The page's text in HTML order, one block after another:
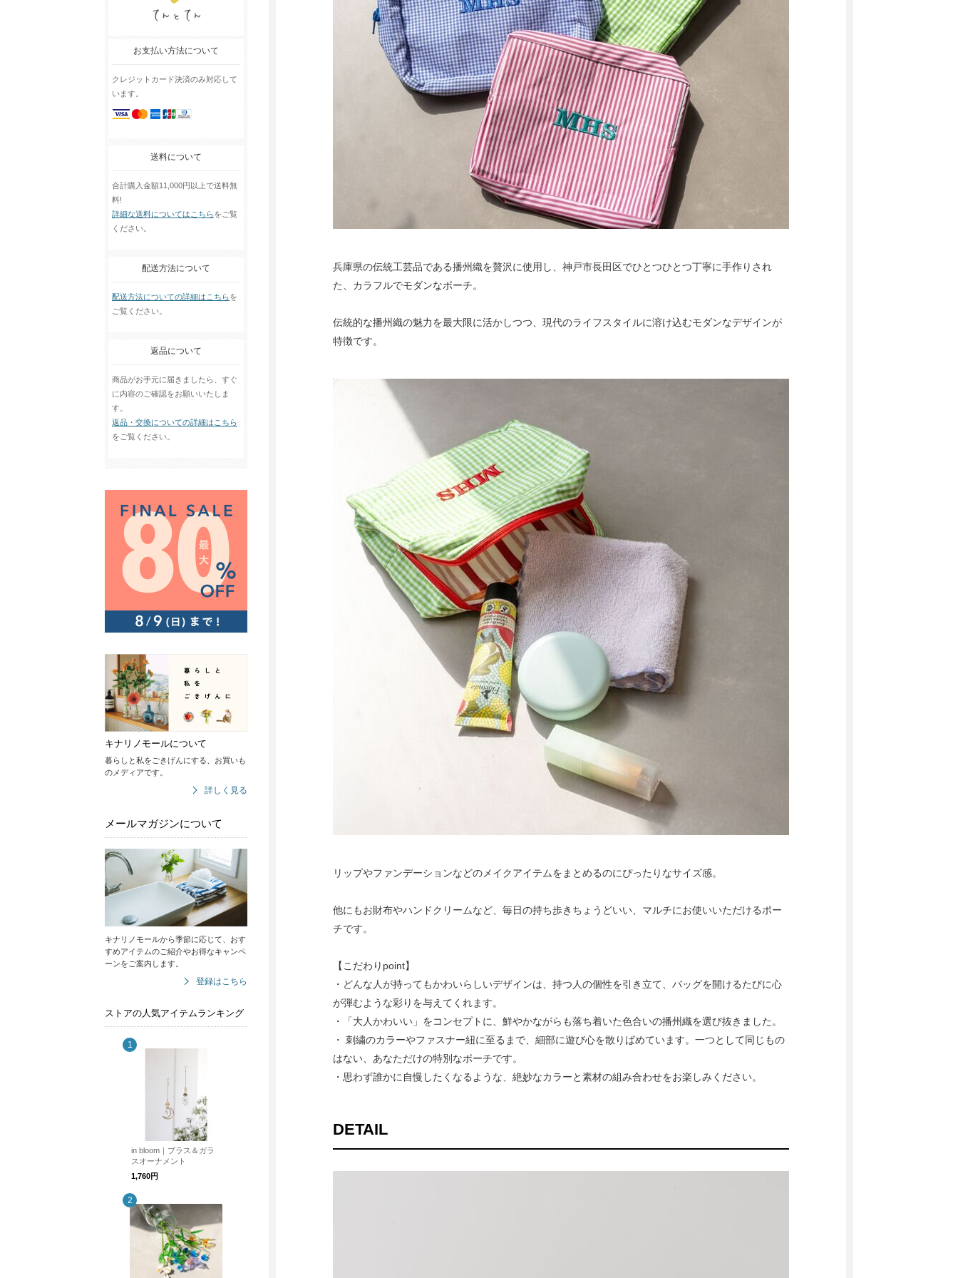
お支払い方法について
クレジットカード決済のみ対応して
います。
送料について
合計購入金額11,000円以上で送料無
料!
詳細な送料についてはこちらをご覧
ください。
配送方法について
配送方法についての詳細はこちらを
ご覧ください。
返品について
商品がお手元に届きましたら、すぐ
に内容のご確認をお願いいたしま
す。
返品・交換についての詳細はこちら
をご覧ください。
キナリノモールについて
暮らしと私をごきげんにする、お買いも
のメディアです。
詳しく見る
メールマガジンについて
キナリノモールから季節に応じて、おす
すめアイテムのご紹介やお得なキャンペ
ーンをご案内します。
登録はこちら
ストアの人気アイテムランキング
in bloom｜ブラス＆ガラ
スオーナメント
1,760円
兵庫県の伝統工芸品である播州織を贅沢に使用し、神戸市長田区でひとつひとつ丁寧に手作りされ
た、カラフルでモダンなポーチ。
伝統的な播州織の魅力を最大限に活かしつつ、現代のライフスタイルに溶け込むモダンなデザインが
特徴です。
リップやファンデーションなどのメイクアイテムをまとめるのにぴったりなサイズ感。
他にもお財布やハンドクリームなど、毎日の持ち歩きちょうどいい、マルチにお使いいただけるポー
チです。
【こだわりpoint】
・どんな人が持ってもかわいらしいデザインは、持つ人の個性を引き立て、バッグを開けるたびに心
が弾むような彩りを与えてくれます。
・「大人かわいい」をコンセプトに、鮮やかながらも落ち着いた色合いの播州織を選び抜きました。
・ 刺繍のカラーやファスナー紐に至るまで、細部に遊び心を散りばめています。一つとして同じもの
はない、あなただけの特別なポーチです。
・思わず誰かに自慢したくなるような、絶妙なカラーと素材の組み合わせをお楽しみください。
DETAIL